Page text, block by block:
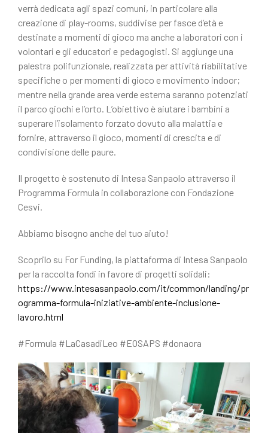
verrà dedicata agli spazi comuni, in particolare alla
creazione di play-rooms, suddivise per fasce d’età e
destinate a momenti di gioco ma anche a laboratori con i
volontari e gli educatori e pedagogisti. Si aggiunge una
palestra polifunzionale, realizzata per attività riabilitative
specifiche o per momenti di gioco e movimento indoor;
mentre nella grande area verde esterna saranno potenziati
il parco giochi e l’orto. L’obiettivo è aiutare i bambini a
superare l’isolamento forzato dovuto alla malattia e
fornire, attraverso il gioco, momenti di crescita e di
condivisione delle paure.
Il progetto è sostenuto di Intesa Sanpaolo attraverso il
Programma Formula in collaborazione con Fondazione
Cesvi.
Abbiamo bisogno anche del tuo aiuto!
Scoprilo su For Funding, la piattaforma di Intesa Sanpaolo
per la raccolta fondi in favore di progetti solidali:
https://www.intesasanpaolo.com/it/common/landing/pr
ogramma-formula-iniziative-ambiente-inclusione-
lavoro.html
#Formula #LaCasadiLeo #EOSAPS #donaora